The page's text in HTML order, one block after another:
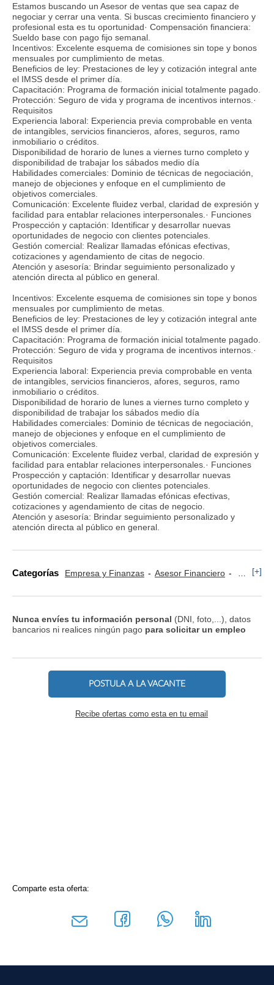
Estamos buscando un Asesor de ventas que sea capaz de
negociar y cerrar una venta. Si buscas crecimiento financiero y
profesional esta es tu oportunidad· Compensación financiera:
Sueldo base con pago fijo semanal.
Incentivos: Excelente esquema de comisiones sin tope y bonos
mensuales por cumplimiento de metas.
Beneficios de ley: Prestaciones de ley y cotización integral ante
el IMSS desde el primer día.
Capacitación: Programa de formación inicial totalmente pagado.
Protección: Seguro de vida y programa de incentivos internos.·
Requisitos
Experiencia laboral: Experiencia previa comprobable en venta
de intangibles, servicios financieros, afores, seguros, ramo
inmobiliario o créditos.
Disponibilidad de horario de lunes a viernes turno completo y
disponibilidad de trabajar los sábados medio día
Habilidades comerciales: Dominio de técnicas de negociación,
manejo de objeciones y enfoque en el cumplimiento de
objetivos comerciales.
Comunicación: Excelente fluidez verbal, claridad de expresión y
facilidad para entablar relaciones interpersonales.· Funciones
Prospección y captación: Identificar y desarrollar nuevas
oportunidades de negocio con clientes potenciales.
Gestión comercial: Realizar llamadas efónicas efectivas,
cotizaciones y agendamiento de citas de negocio.
Atención y asesoría: Brindar seguimiento personalizado y
atención directa al público en general.
Incentivos: Excelente esquema de comisiones sin tope y bonos
mensuales por cumplimiento de metas.
Beneficios de ley: Prestaciones de ley y cotización integral ante
el IMSS desde el primer día.
Capacitación: Programa de formación inicial totalmente pagado.
Protección: Seguro de vida y programa de incentivos internos.·
Requisitos
Experiencia laboral: Experiencia previa comprobable en venta
de intangibles, servicios financieros, afores, seguros, ramo
inmobiliario o créditos.
Disponibilidad de horario de lunes a viernes turno completo y
disponibilidad de trabajar los sábados medio día
Habilidades comerciales: Dominio de técnicas de negociación,
manejo de objeciones y enfoque en el cumplimiento de
objetivos comerciales.
Comunicación: Excelente fluidez verbal, claridad de expresión y
facilidad para entablar relaciones interpersonales.· Funciones
Prospección y captación: Identificar y desarrollar nuevas
oportunidades de negocio con clientes potenciales.
Gestión comercial: Realizar llamadas efónicas efectivas,
cotizaciones y agendamiento de citas de negocio.
Atención y asesoría: Brindar seguimiento personalizado y
atención directa al público en general.
Categorías Empresa y Finanzas Asesor Financiero [+]
Nunca envíes tu información personal (DNI, foto,...), datos
bancarios ni realices ningún pago para solicitar un empleo
POSTULA A LA VACANTE
Recibe ofertas como esta en tu email
Comparte esta oferta: